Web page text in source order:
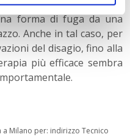
del soggetto a una
forma di fuga da una
Anche in tal caso, per
del disagio, fino alla
più efficace sembra
a Milano per: indirizzo Tecnico